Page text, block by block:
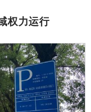
权力运行